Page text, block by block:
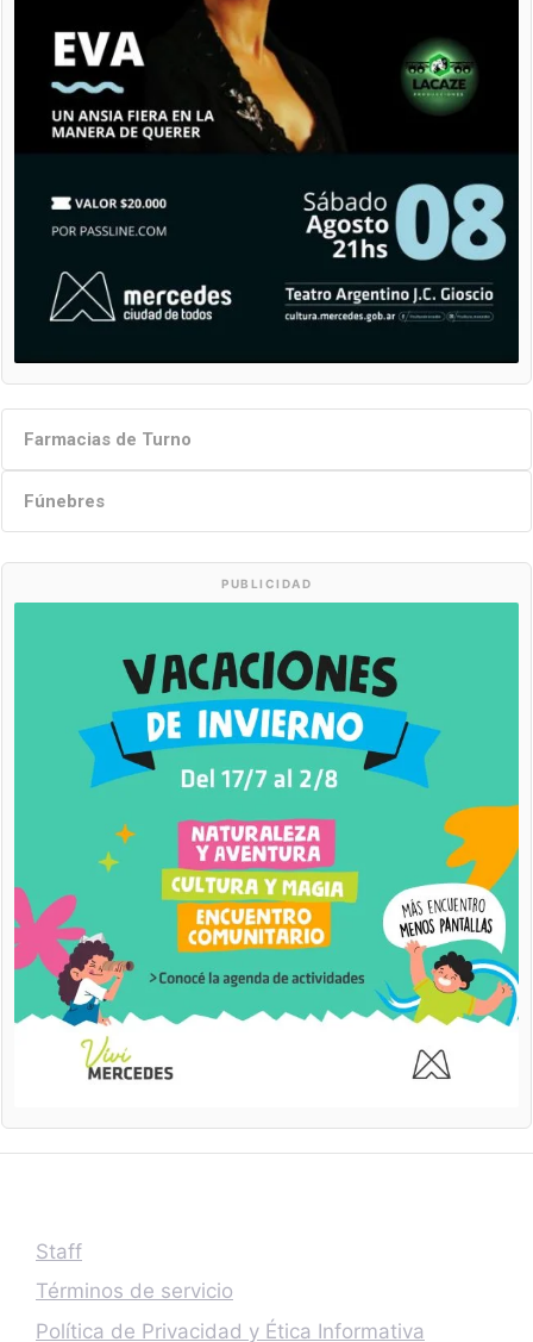
Farmacias de Turno
Fúnebres
PUBLICIDAD
Staff
Términos de servicio
Política de Privacidad y Ética Informativa